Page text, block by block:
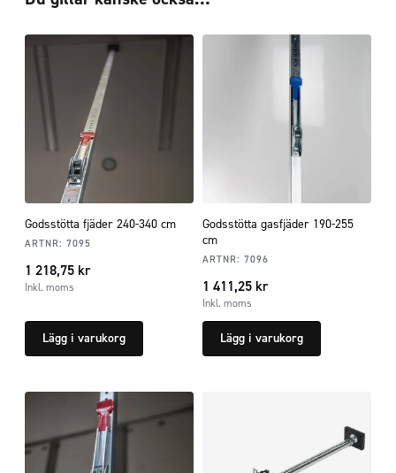
Godsstötta fjäder 240-340 cm
ARTNR: 7095
1 218,75 kr
Inkl. moms
Lägg i varukorg
Godsstötta gasfjäder 190-255
cm
ARTNR: 7096
1 411,25 kr
Inkl. moms
Lägg i varukorg